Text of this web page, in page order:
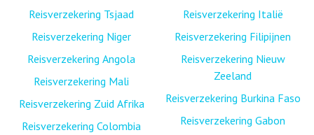
Reisverzekering Tsjaad
Reisverzekering Niger
Reisverzekering Angola
Reisverzekering Mali
Reisverzekering Zuid Afrika
Reisverzekering Colombia
Reisverzekering Italië
Reisverzekering Filipijnen
Reisverzekering Nieuw
Zeeland
Reisverzekering Burkina Faso
Reisverzekering Gabon